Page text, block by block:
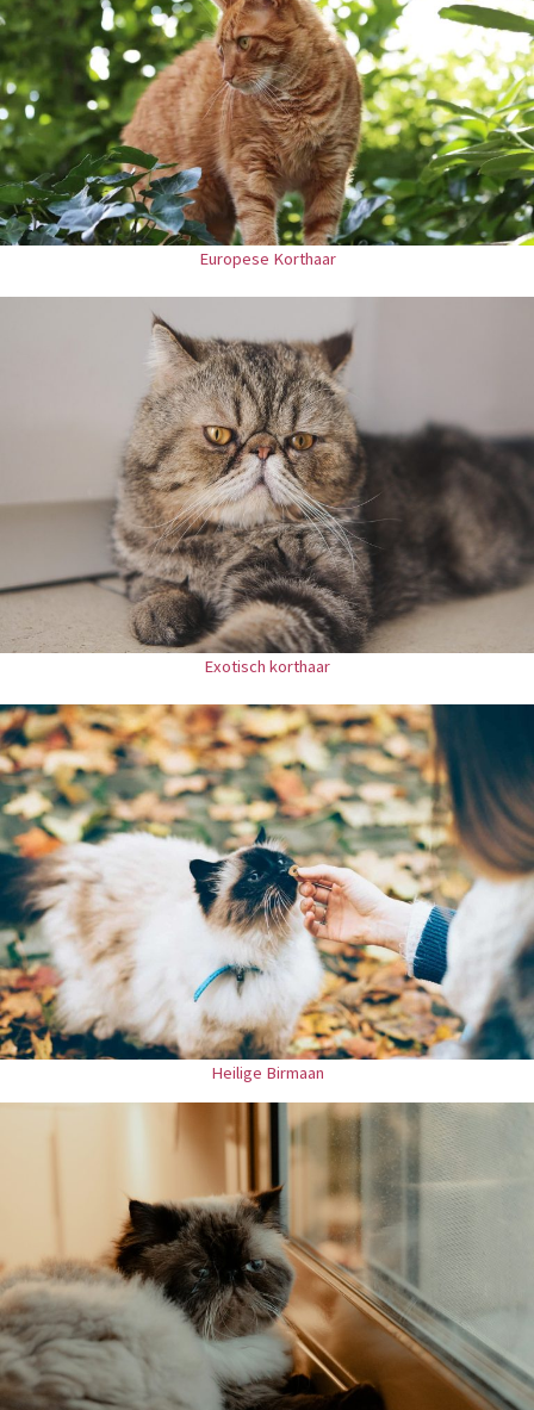
Europese Korthaar
Exotisch korthaar
Heilige Birmaan